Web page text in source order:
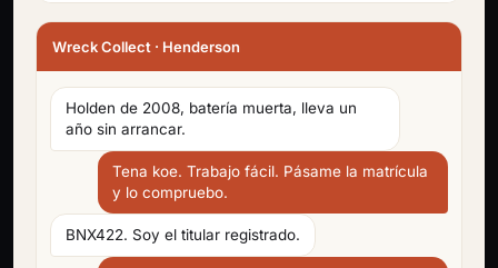
Wreck Collect · Henderson
Holden de 2008, batería muerta, lleva un
año sin arrancar.
Tena koe. Trabajo fácil. Pásame la matrícula
y lo compruebo.
BNX422. Soy el titular registrado.